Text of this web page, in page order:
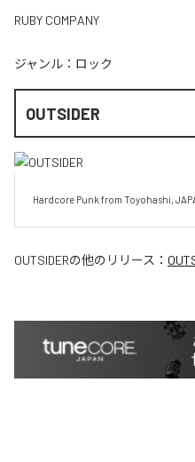
RUBY COMPANY
ジャンル： ロック
OUTSIDER
Hardcore Punk from Toyohashi,
OUTSIDERの他のリリース：